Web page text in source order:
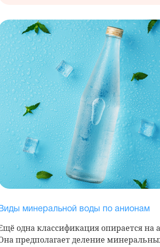
Виды минеральной воды по анионам
одна классификация опирается
предполагает деление